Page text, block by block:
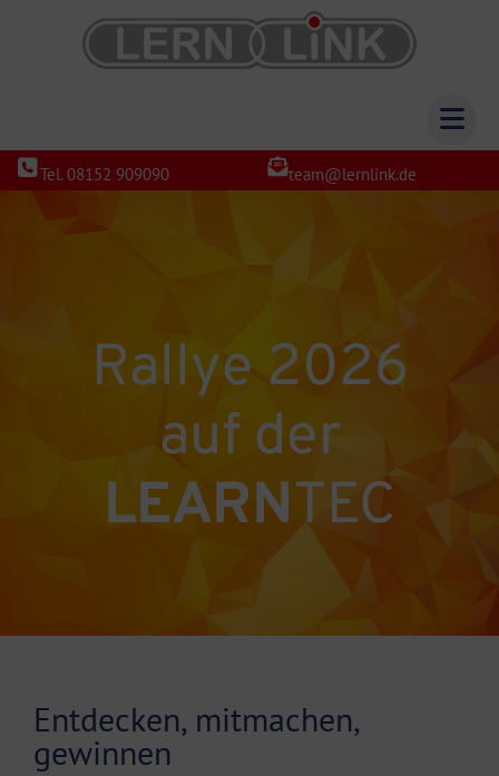
Tel. 08152 909090 team@lernlink.de
Rallye 2026
auf der
LEARNTEC
Entdecken, mitmachen,
gewinnen